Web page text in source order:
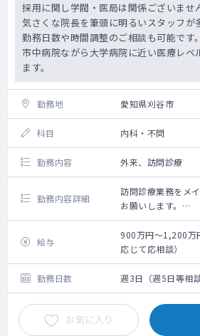
採用に関し学閥・医局は関係ございませ
気さくな院長を筆頭に明るいスタッフが
勤務日数や時間調整のご相談も可能です。
市中病院ながら大学病院に近い医療レベ
ます。
勤務地 愛知県刈谷市
科目 内科・不問
勤務内容 外来、訪問診療
勤務内容詳細
訪問診療業務をメ
お願いします。
法人内の関連施設
度をメインに、近
致します。
外来は一般内科外
に応じてお願いして
給与
900万円～1,200万
応じて応相談）
勤務日数 週3日（週5日等相
お気に入り